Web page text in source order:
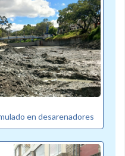
en desarenadores